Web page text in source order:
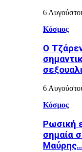
6
Κόσμος
Ο
6
Κόσμος
Ρωσική
σημαία